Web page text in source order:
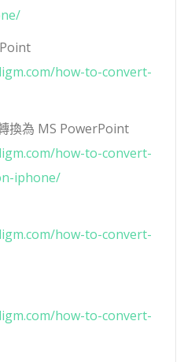
how-to-convert-
換為 MS PowerPoint
how-to-convert-
iphone/
how-to-convert-
how-to-convert-